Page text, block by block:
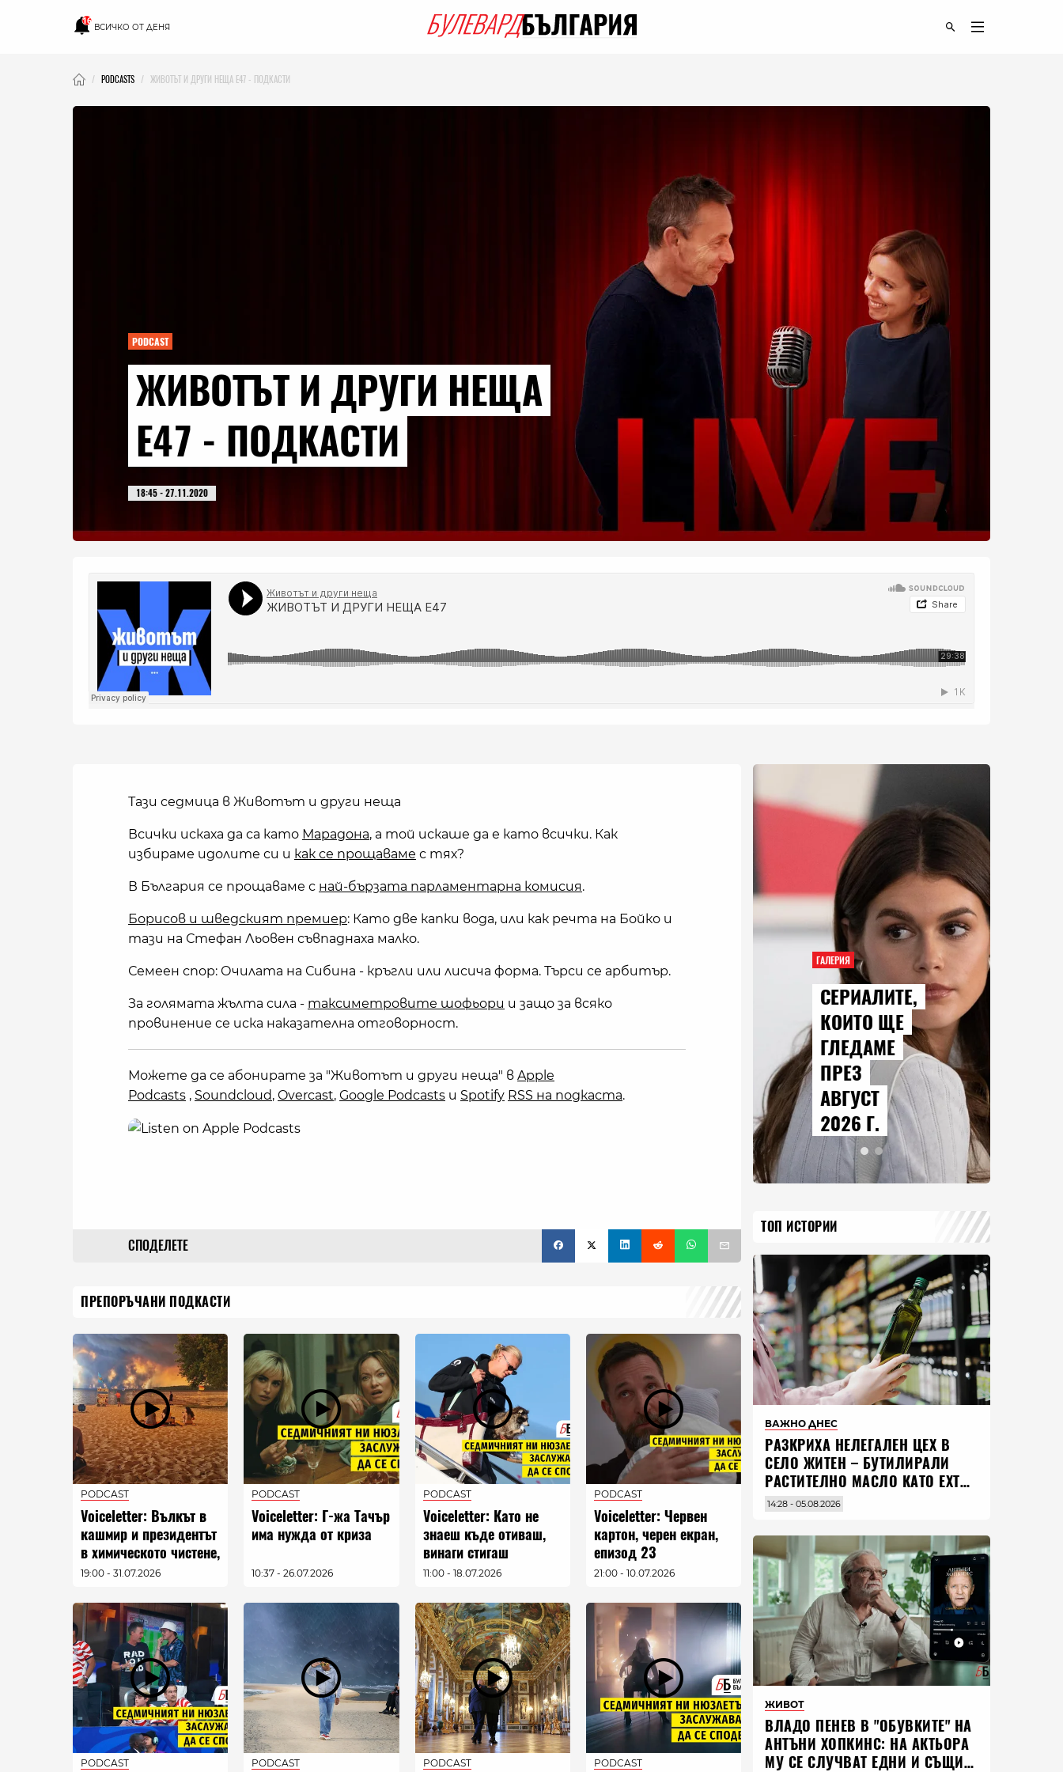
16
ВСИЧКО ОТ ДЕНЯ
PODCASTS ЖИВОТЪТ И ДРУГИ НЕЩА E47 - ПОДКАСТИ
PODCAST
ЖИВОТЪТ И ДРУГИ НЕЩА
E47 - ПОДКАСТИ
18:45 - 27.11.2020
Тази седмица в Животът и други неща
Всички искаха да са като Марадона, а той искаше да е като всички. Как
избираме идолите си и как се прощаваме с тях?
В България се прощаваме с най-бързата парламентарна комисия.
Борисов и шведският премиер: Като две капки вода, или как речта на Бойко и
тази на Стефан Льовен съвпаднаха малко.
Семеен спор: Очилата на Сибина - кръгли или лисича форма. Търси се арбитър.
За голямата жълта сила - таксиметровите шофьори и защо за всяко
провинение се иска наказателна отговорност.
Можете да се абонирате за "Животът и други неща" в Apple
Podcasts , Soundcloud, Overcast, Google Podcasts и Spotify RSS на подкаста.
СПОДЕЛЕТЕ
ПРЕПОРЪЧАНИ ПОДКАСТИ
PODCAST
Voiceletter: Вълкът в
кашмир и президентът
в химическото чистене,
епизод 26
19:00 - 31.07.2026
PODCAST
Voiceletter: Г-жа Тачър
има нужда от криза
10:37 - 26.07.2026
PODCAST
Voiceletter: Като не
знаеш къде отиваш,
винаги стигаш
другаде, епизод 24
11:00 - 18.07.2026
PODCAST
Voiceletter: Червен
картон, черен екран,
епизод 23
21:00 - 10.07.2026
PODCAST PODCAST PODCAST PODCAST
ГАЛЕРИЯ
СЕРИАЛИТЕ,
КОИТО ЩЕ
ГЛЕДАМЕ
ПРЕЗ
АВГУСТ
2026 Г.
ТОП ИСТОРИИ
ВАЖНО ДНЕС
РАЗКРИХА НЕЛЕГАЛЕН ЦЕХ В
СЕЛО ЖИТЕН – БУТИЛИРАЛИ
РАСТИТЕЛНО МАСЛО КАТО EXTRA
VIRGIN ЗЕХТИН
14:28 - 05.08.2026
ЖИВОТ
ВЛАДO ПЕНЕВ В "ОБУВКИТЕ" НА
АНТЪНИ ХОПКИНС: НА АКТЬОРА
МУ СЕ СЛУЧВАТ ЕДНИ И СЪЩИ